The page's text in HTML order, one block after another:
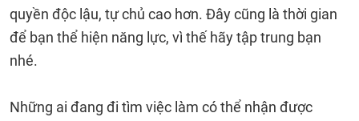
quyền độc lậu, tự chủ cao hơn. Đây cũng là thời gian
để bạn thể hiện năng lực, vì thế hãy tập trung bạn
nhé.
Những ai đang đi tìm việc làm có thể nhận được